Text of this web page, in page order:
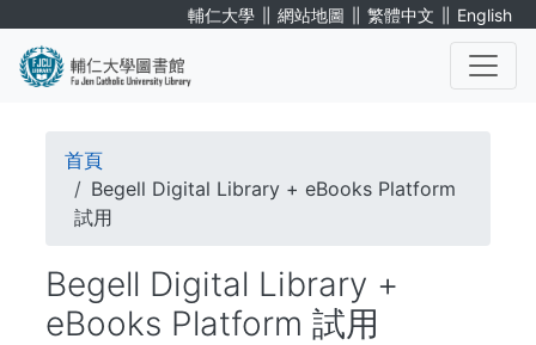
輔仁大學 ∥ 網站地圖 ∥ 繁體中文 ∥ English
導
航
連
結
首頁
Begell Digital Library + eBooks Platform
試用
Begell Digital Library +
eBooks Platform 試用